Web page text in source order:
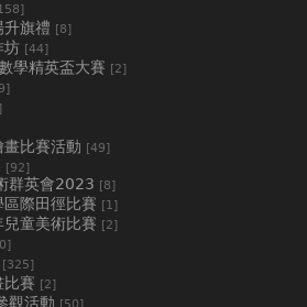
升旗禮 [8]
坊 [44]
學精英盃大賽 [2]
比賽活動 [49]
[92]
群英會2023 [8]
際田徑比賽 [1]
童美術比賽 [2]
[325]
比賽 [2]
觀活動 [50]